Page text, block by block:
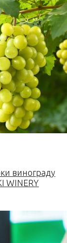
винограду
WINERY